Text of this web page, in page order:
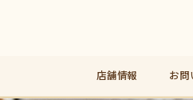
店舗情報 お問